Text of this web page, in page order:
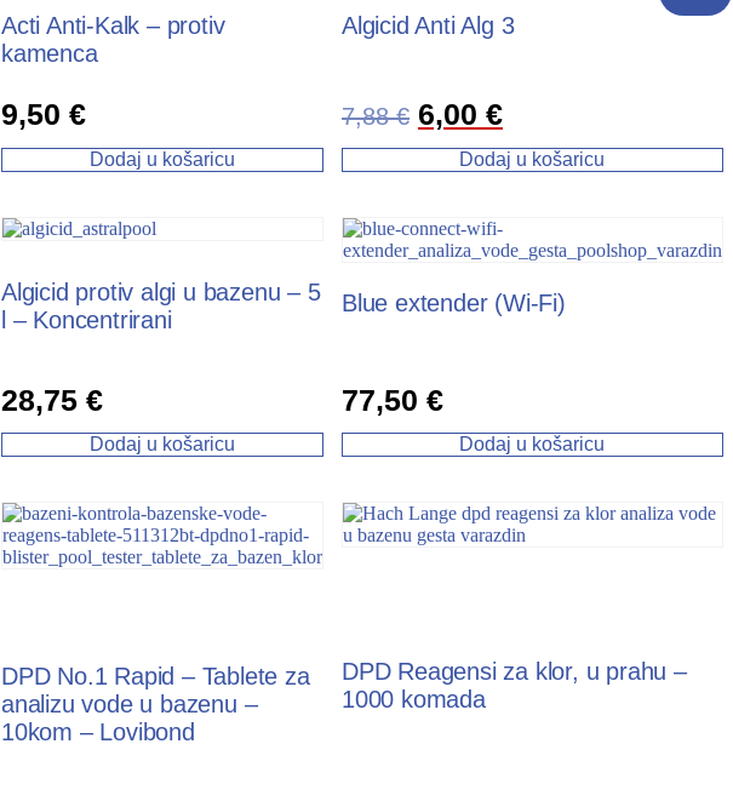
Acti Anti-Kalk – protiv
kamenca
9,50 €
Dodaj u košaricu
Algicid Anti Alg 3
7,88€ 6,00 €
Dodaj u košaricu
Algicid protiv algi u bazenu – 5
l – Koncentrirani
28,75 €
Dodaj u košaricu
Blue extender (Wi-Fi)
77,50 €
Dodaj u košaricu
DPD No.1 Rapid – Tablete za
analizu vode u bazenu –
10kom – Lovibond
DPD Reagensi za klor, u prahu –
1000 komada